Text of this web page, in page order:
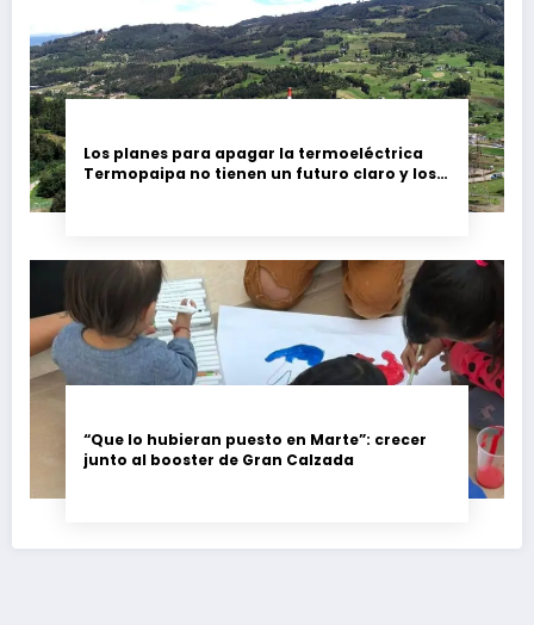
Los planes para apagar la termoeléctrica
Termopaipa no tienen un futuro claro y los
“Que lo hubieran puesto en Marte”: crecer
junto al booster de Gran Calzada